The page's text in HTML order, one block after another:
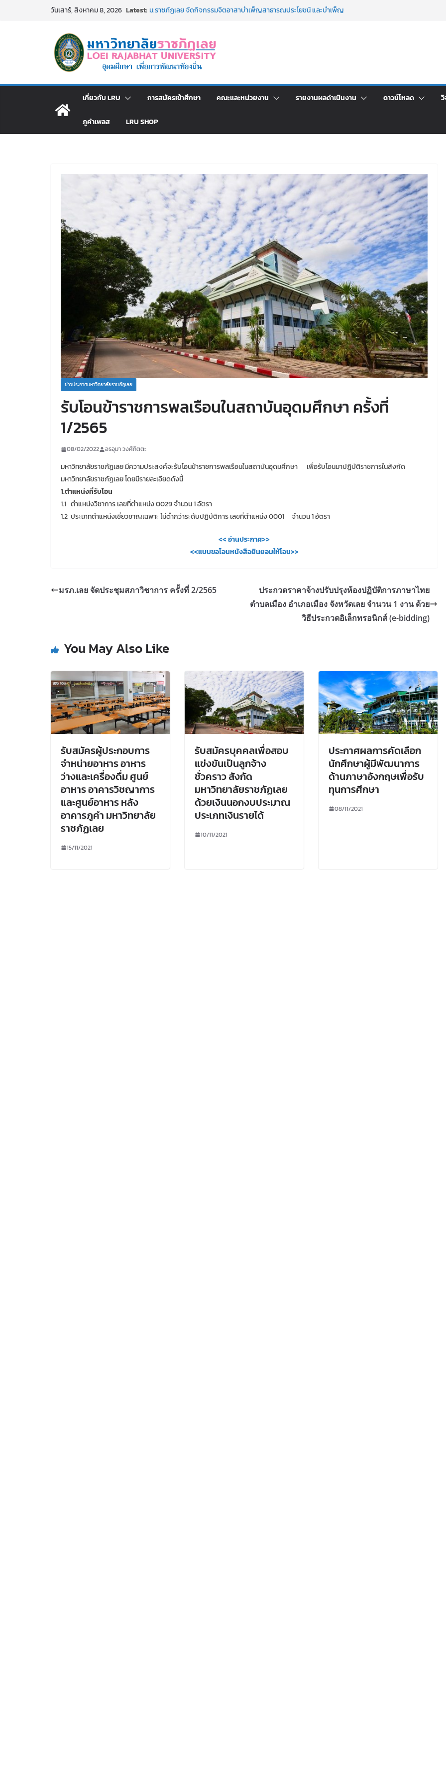
วันเสาร์, สิงหาคม 8, 2026 Latest:ม.ราชภัฏเลย จัดกิจกรรมจิตอาสาบำเพ็ญสาธารณประโยชน์ และบำเพ็ญ
มหาวิทยาลัยราชภัฏเลย ด้วยเงินนอกงบประมาณ ประเภทเงินรายได้
ม.ราชภัฏเลย จัดมหกรรมวิชาการ เปิดบ้าน LRU ครั้งที่ 4 เปิดให้นักเรียน
มัธยมปลายค้นหาสาขาวิชาในฝัน สู่อนาคตที่ใช่
อธิการบดี มรภ.เลย ร่วมประชุมชี้แจงกับคณะอนุกรรมาธิการ ประจำ
ประกาศผู้ชนะการเสนอราคา จ้างทำปกปริญญาบัตร จำนวน ๑,๙๗๒ ชุด
โดยวิธีเฉพาะเจาะจง
เกี่ยวกับ LRU การสมัครเข้าศึกษา คณะและหน่วยงาน รายงานผลดำเนินงาน ดาวน์โหลด
ภูคำเพลส LRU SHOP
ข่าวประกาศมหาวิทยาลัยราชภัฏเลย
รับโอนข้าราชการพลเรือนในสถาบันอุดมศึกษา ครั้งที่
1/2565
08/02/2022 อรอุมา วงศ์กิตตะ
มหาวิทยาลัยราชภัฏเลย มีความประสงค์จะรับโอนข้าราชการพลเรือนในสถาบันอุดมศึกษา เพื่อรับโอนมาปฏิบัติราชการในสังกัด
มหาวิทยาลัยราชภัฏเลย โดยมีรายละเอียดดังนี้
1.ตำแหน่งที่รับโอน
1.1 ตำแหน่งวิชาการ เลขที่ตำแหน่ง 0029 จำนวน 1 อัตรา
1.2 ประเภทตำแหน่งเชี่ยวชาญเฉพาะ ไม่ต่ำกว่าระดับปฏิบัติการ เลขที่ตำแหน่ง 0001 จำนวน 1 อัตรา
<< อ่านประกาศ>>
<<แบบขอโอนหนังสือยินยอมให้โอน>>
มรภ.เลย จัดประชุมสภาวิชาการ ครั้งที่ 2/2565
ประกวดราคาจ้างปรับปรุงห้องปฏิบัติการภาษาไทย
ตำบลเมือง อำเภอเมือง จังหวัดเลย จำนวน 1 งาน ด้วย
วิธีประกวดอิเล็กทรอนิกส์ (e-bidding)
You May Also Like
รับสมัครผู้ประกอบการ
จำหน่ายอาหาร อาหาร
ว่างและเครื่องดื่ม ศูนย์
อาหาร อาคารวิชญาการ
และศูนย์อาหาร หลัง
อาคารภูคำ มหาวิทยาลัย
ราชภัฏเลย
15/11/2021
รับสมัครบุคคลเพื่อสอบ
แข่งขันเป็นลูกจ้าง
ชั่วคราว สังกัด
มหาวิทยาลัยราชภัฏเลย
ด้วยเงินนอกงบประมาณ
ประเภทเงินรายได้
10/11/2021
ประกาศผลการคัดเลือก
นักศึกษาผู้มีพัฒนาการ
ด้านภาษาอังกฤษเพื่อรับ
ทุนการศึกษา
08/11/2021